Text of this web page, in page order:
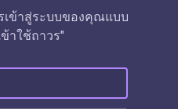
เข้าสู่ระบบของคุณแบบ
าใช้ถาวร"